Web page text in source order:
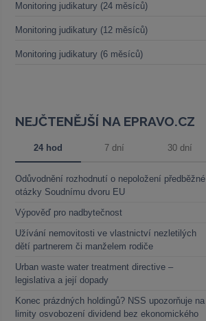
Monitoring judikatury (24 měsíců)
Monitoring judikatury (12 měsíců)
Monitoring judikatury (6 měsíců)
NEJČTENĚJŠÍ NA EPRAVO.CZ
24 hod 7 dní 30 dní
Odůvodnění rozhodnutí o nepoložení předběžné
otázky Soudnímu dvoru EU
Výpověď pro nadbytečnost
Užívání nemovitosti ve vlastnictví nezletilých
dětí partnerem či manželem rodiče
Urban waste water treatment directive –
legislativa a její dopady
Konec prázdných holdingů? NSS upozorňuje na
limity osvobození dividend bez ekonomického